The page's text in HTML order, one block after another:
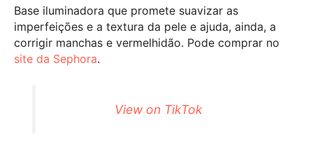
Base iluminadora que promete suavizar as
imperfeições e a textura da pele e ajuda, ainda, a
corrigir manchas e vermelhidão. Pode comprar no
site da Sephora.
View on TikTok